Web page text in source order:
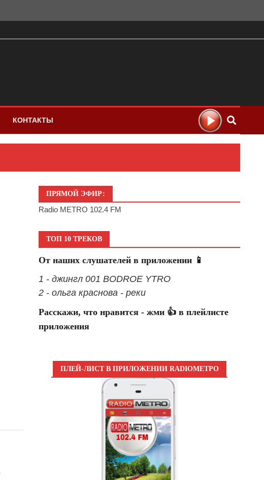
КОНТАКТЫ
ПРЯМОЙ ЭФИР:
Radio METRO 102.4 FM
ТОП 10 ТРЕКОВ
От наших слушателей в приложении 📱
1 - джингл 001 BODROE YTRO
2 - ольга краснова - реки
Расскажи, что нравится - жми 👍 в плейлисте
приложения
ПЛЕЙ-ЛИСТ В ПРИЛОЖЕНИИ RADIOМЕТРО